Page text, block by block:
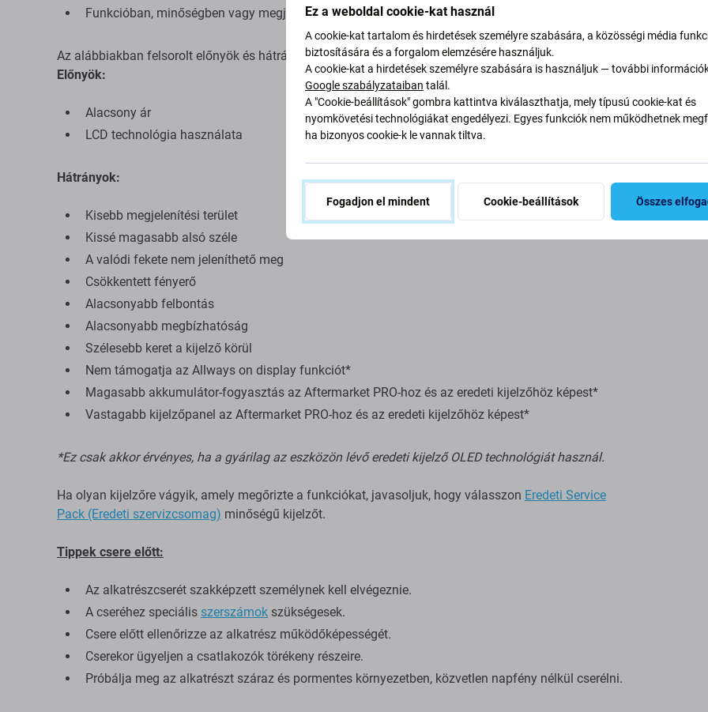
Funkcióban, minőségben vagy megjelenésben eltérések vannak.
Az alábbiakban felsorolt ​​előnyök és hátrányok az eredeti gyártó kijelzőjéhez viszonyítva.
Előnyök:
Alacsony ár
LCD technológia használata
Hátrányok:
Kisebb megjelenítési terület
Kissé magasabb alsó széle
A valódi fekete nem jeleníthető meg
Csökkentett fényerő
Alacsonyabb felbontás
Alacsonyabb megbízhatóság
Szélesebb keret a kijelző körül
Nem támogatja az Allways on display funkciót*
Magasabb akkumulátor-fogyasztás az Aftermarket PRO-hoz és az eredeti kijelzőhöz képest*
Vastagabb kijelzőpanel az Aftermarket PRO-hoz és az eredeti kijelzőhöz képest*
*Ez csak akkor érvényes, ha a gyárilag az eszközön lévő eredeti kijelző OLED technológiát használ.
Ha olyan kijelzőre vágyik, amely megőrizte a funkciókat, javasoljuk, hogy válasszon Eredeti Service
Pack (Eredeti szervizcsomag) minőségű kijelzőt.
Tippek csere előtt:
Az alkatrészcserét szakképzett személynek kell elvégeznie.
A cseréhez speciális szerszámok szükségesek.
Csere előtt ellenőrizze az alkatrész működőképességét.
Cserekor ügyeljen a csatlakozók törékeny részeire.
Próbálja meg az alkatrészt száraz és pormentes környezetben, közvetlen napfény nélkül cserélni.
EAN
Ez a weboldal cookie-kat használ
A cookie-kat tartalom és hirdetések személyre szabására, a közösségi média
biztosítására és a forgalom elemzésére használjuk.
A cookie-kat a hirdetések személyre szabására is használjuk — további
Google szabályzataiban talál.
A "Cookie-beállítások" gombra kattintva kiválaszthatja, mely típusú cookie-kat és
nyomkövetési technológiákat engedélyezi. Egyes funkciók nem működhetnek
ha bizonyos cookie-k le vannak tiltva.
Fogadjon el mindent Cookie-beállítások Összes